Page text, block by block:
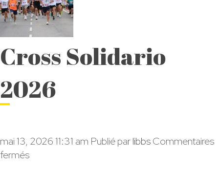
Cross Solidario
2026
mai 13, 2026 11:31 am Publié parlibbsCommentaires
ferméssur